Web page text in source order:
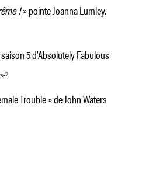
!» pointe Joanna Lumley.
5 d’Absolutely Fabulous
Trouble » de John Waters